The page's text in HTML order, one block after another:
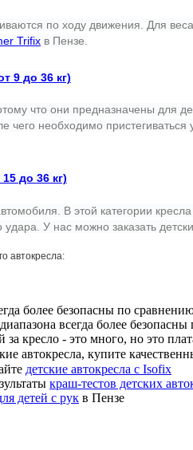
по ходу движения. Для
Trifix в Пензе.
9 до 36 кг)
что они предназначены для
чего необходимо
до 36 кг)
В этой категории
У нас можно заказать
автокресла:
более безопасны по
диапазона всегда более
кресло - это много, но это
автокресла, купите
детские автокресла с Isofix
краш-тестов детских
детей с рук в Пензе